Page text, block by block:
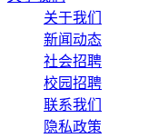
关于我们
新闻动态
社会招聘
校园招聘
联系我们
隐私政策